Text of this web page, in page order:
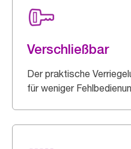
Verschließbar
Der praktische
für weniger